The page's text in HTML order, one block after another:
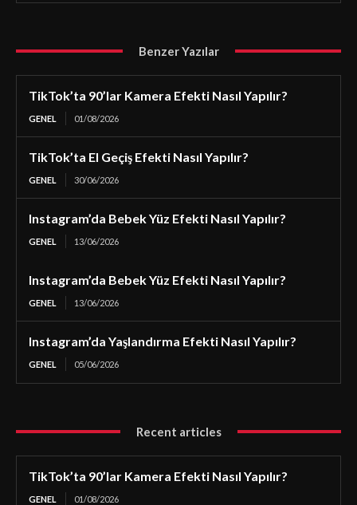
Benzer Yazılar
TikTok’ta 90’lar Kamera Efekti Nasıl Yapılır?
GENEL 01/08/2026
TikTok’ta El Geçiş Efekti Nasıl Yapılır?
GENEL 30/06/2026
Instagram’da Bebek Yüz Efekti Nasıl Yapılır?
GENEL 13/06/2026
Instagram’da Bebek Yüz Efekti Nasıl Yapılır?
GENEL 13/06/2026
Instagram’da Yaşlandırma Efekti Nasıl Yapılır?
GENEL 05/06/2026
Recent articles
TikTok’ta 90’lar Kamera Efekti Nasıl Yapılır?
GENEL 01/08/2026